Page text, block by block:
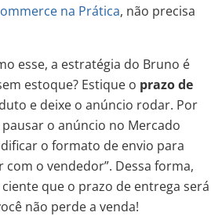
na Prática, não precisa
esse, a estratégia do Bruno é
estoque? Estique o prazo de
e deixe o anúncio rodar. Por
o anúncio no Mercado
o formato de envio para
com o vendedor”. Dessa forma,
que o prazo de entrega será
não perde a venda!